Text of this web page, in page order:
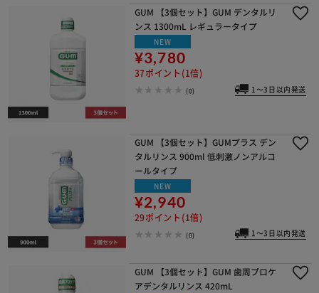
GUM 【3個セット】GUM デンタルリ
ンス 1300mL レギュラータイプ
NEW
¥3,780
37ポイント(1倍)
(0) 1～3日以内発送
GUM 【3個セット】GUMプラス デン
タルリンス 900ml 低刺激ノンアルコ
ールタイプ
NEW
¥2,940
29ポイント(1倍)
(0) 1～3日以内発送
GUM 【3個セット】GUM 歯周プロケ
アデンタルリンス 420mL